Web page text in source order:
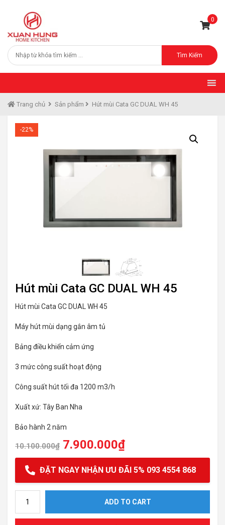
0
Tìm Kiếm
Trang chủ Sản phẩm Hút mùi Cata GC DUAL WH 45
-22%
Hút mùi Cata GC DUAL WH 45
Hút mùi Cata GC DUAL WH 45
Máy hút mùi dạng gắn âm tủ
Bảng điều khiển cảm ứng
3 mức công suất hoạt động
Công suất hút tối đa 1200 m3/h
Xuất xứ: Tây Ban Nha
Bảo hành 2 năm
10.100.000₫ 7.900.000₫
ĐẶT NGAY NHẬN ƯU ĐÃI 5% 093 4554 868
ADD TO CART